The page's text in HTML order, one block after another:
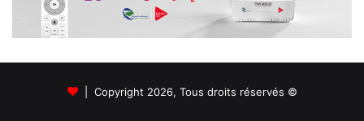
© Copyright 2026, Tous droits réservés |